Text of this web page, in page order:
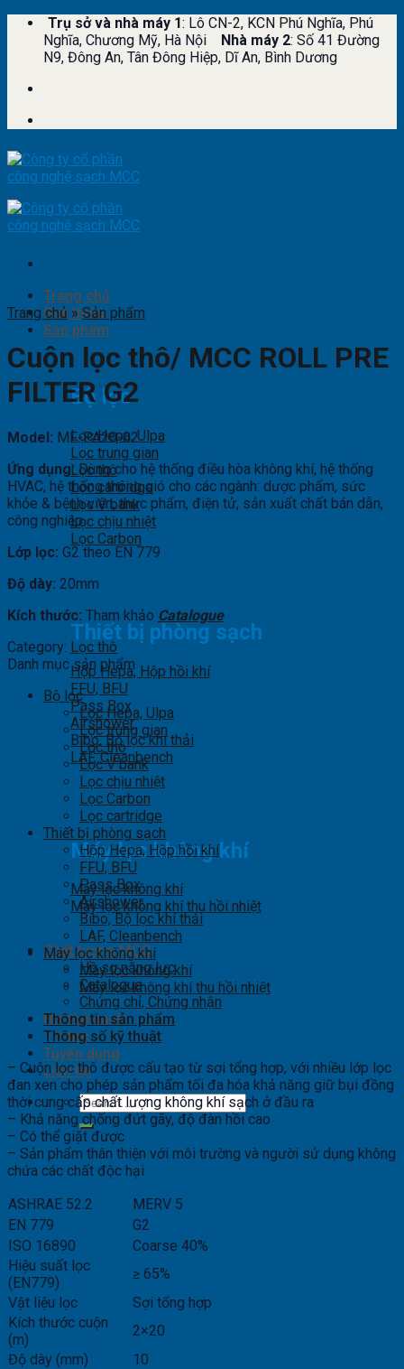
Skip
content
Trụ sở và nhà máy 1: Lô CN-2, KCN Phú Nghĩa, Phú
Nghĩa, Chương Mỹ, Hà Nội
Nhà máy 2: Số 41 Đường
N9, Đông An, Tân Đông Hiệp, Dĩ An, Bình Dương
Trang chủ
Giới thiệu
Sản phẩm
Bộ lọc
Lọc Hepa, Ulpa
Lọc trung gian
Lọc thô
Lọc cartridge
Lọc V bank
Lọc chịu nhiệt
Lọc Carbon
Thiết bị phòng sạch
Hộp Hepa, Hộp hồi khí
FFU, BFU
Pass Box
Airshower
Bibo, Bộ lọc khí thải
LAF, Cleanbench
Máy lọc không khí
Máy lọc không khí
Máy lọc không khí thu hồi nhiệt
Chất lượng MCC
Hồ sơ năng lực
Catalogue
Chứng chỉ, Chứng nhận
Hơi thở sạch
Tin tức
Tuyển dụng
Liên hệ
Search
for:
Trang chủ » Sản phẩm
Cuộn lọc thô/ MCC ROLL PRE
FILTER G2
Model: MF-PA20-02
Ứng dụng:Dùng cho hệ thống điều hòa không khí, hệ thống
HVAC, hệ thống thông gió cho các ngành: dược phẩm, sức
khỏe & bệnh viện, thực phẩm, điện tử, sản xuất chất bán dẫn,
công nghiệp.
Lớp lọc: G2 theo EN 779
Độ dày: 20mm
Kích thước: Tham khảo Catalogue
Category: Lọc thô
Danh mục sản phẩm
Bộ lọc
Lọc Hepa, Ulpa
Lọc trung gian
Lọc thô
Lọc V bank
Lọc chịu nhiệt
Lọc Carbon
Lọc cartridge
Thiết bị phòng sạch
Hộp Hepa, Hộp hồi khí
FFU, BFU
Pass Box
Airshower
Bibo, Bộ lọc khí thải
LAF, Cleanbench
Máy lọc không khí
Máy lọc không khí
Máy lọc không khí thu hồi nhiệt
Thông tin sản phẩm
Thông số kỹ thuật
– Cuộn lọc thô được cấu tạo từ sợi tổng hợp, với nhiều lớp lọc
đan xen cho phép sản phẩm tối đa hóa khả năng giữ bụi đồng
thời cung cấp chất lượng không khí sạch ở đầu ra
– Khả năng chống đứt gãy, độ đàn hồi cao
– Có thể giặt được
– Sản phẩm thân thiện với môi trường và người sử dụng không
chứa các chất độc hại
ASHRAE 52.2
MERV 5
EN 779
G2
ISO 16890
Coarse 40%
Hiệu suất lọc
(EN779)
≥ 65%
Vật liệu lọc
Sợi tổng hợp
Kích thước cuộn
(m)
2×20
Độ dày (mm)
10